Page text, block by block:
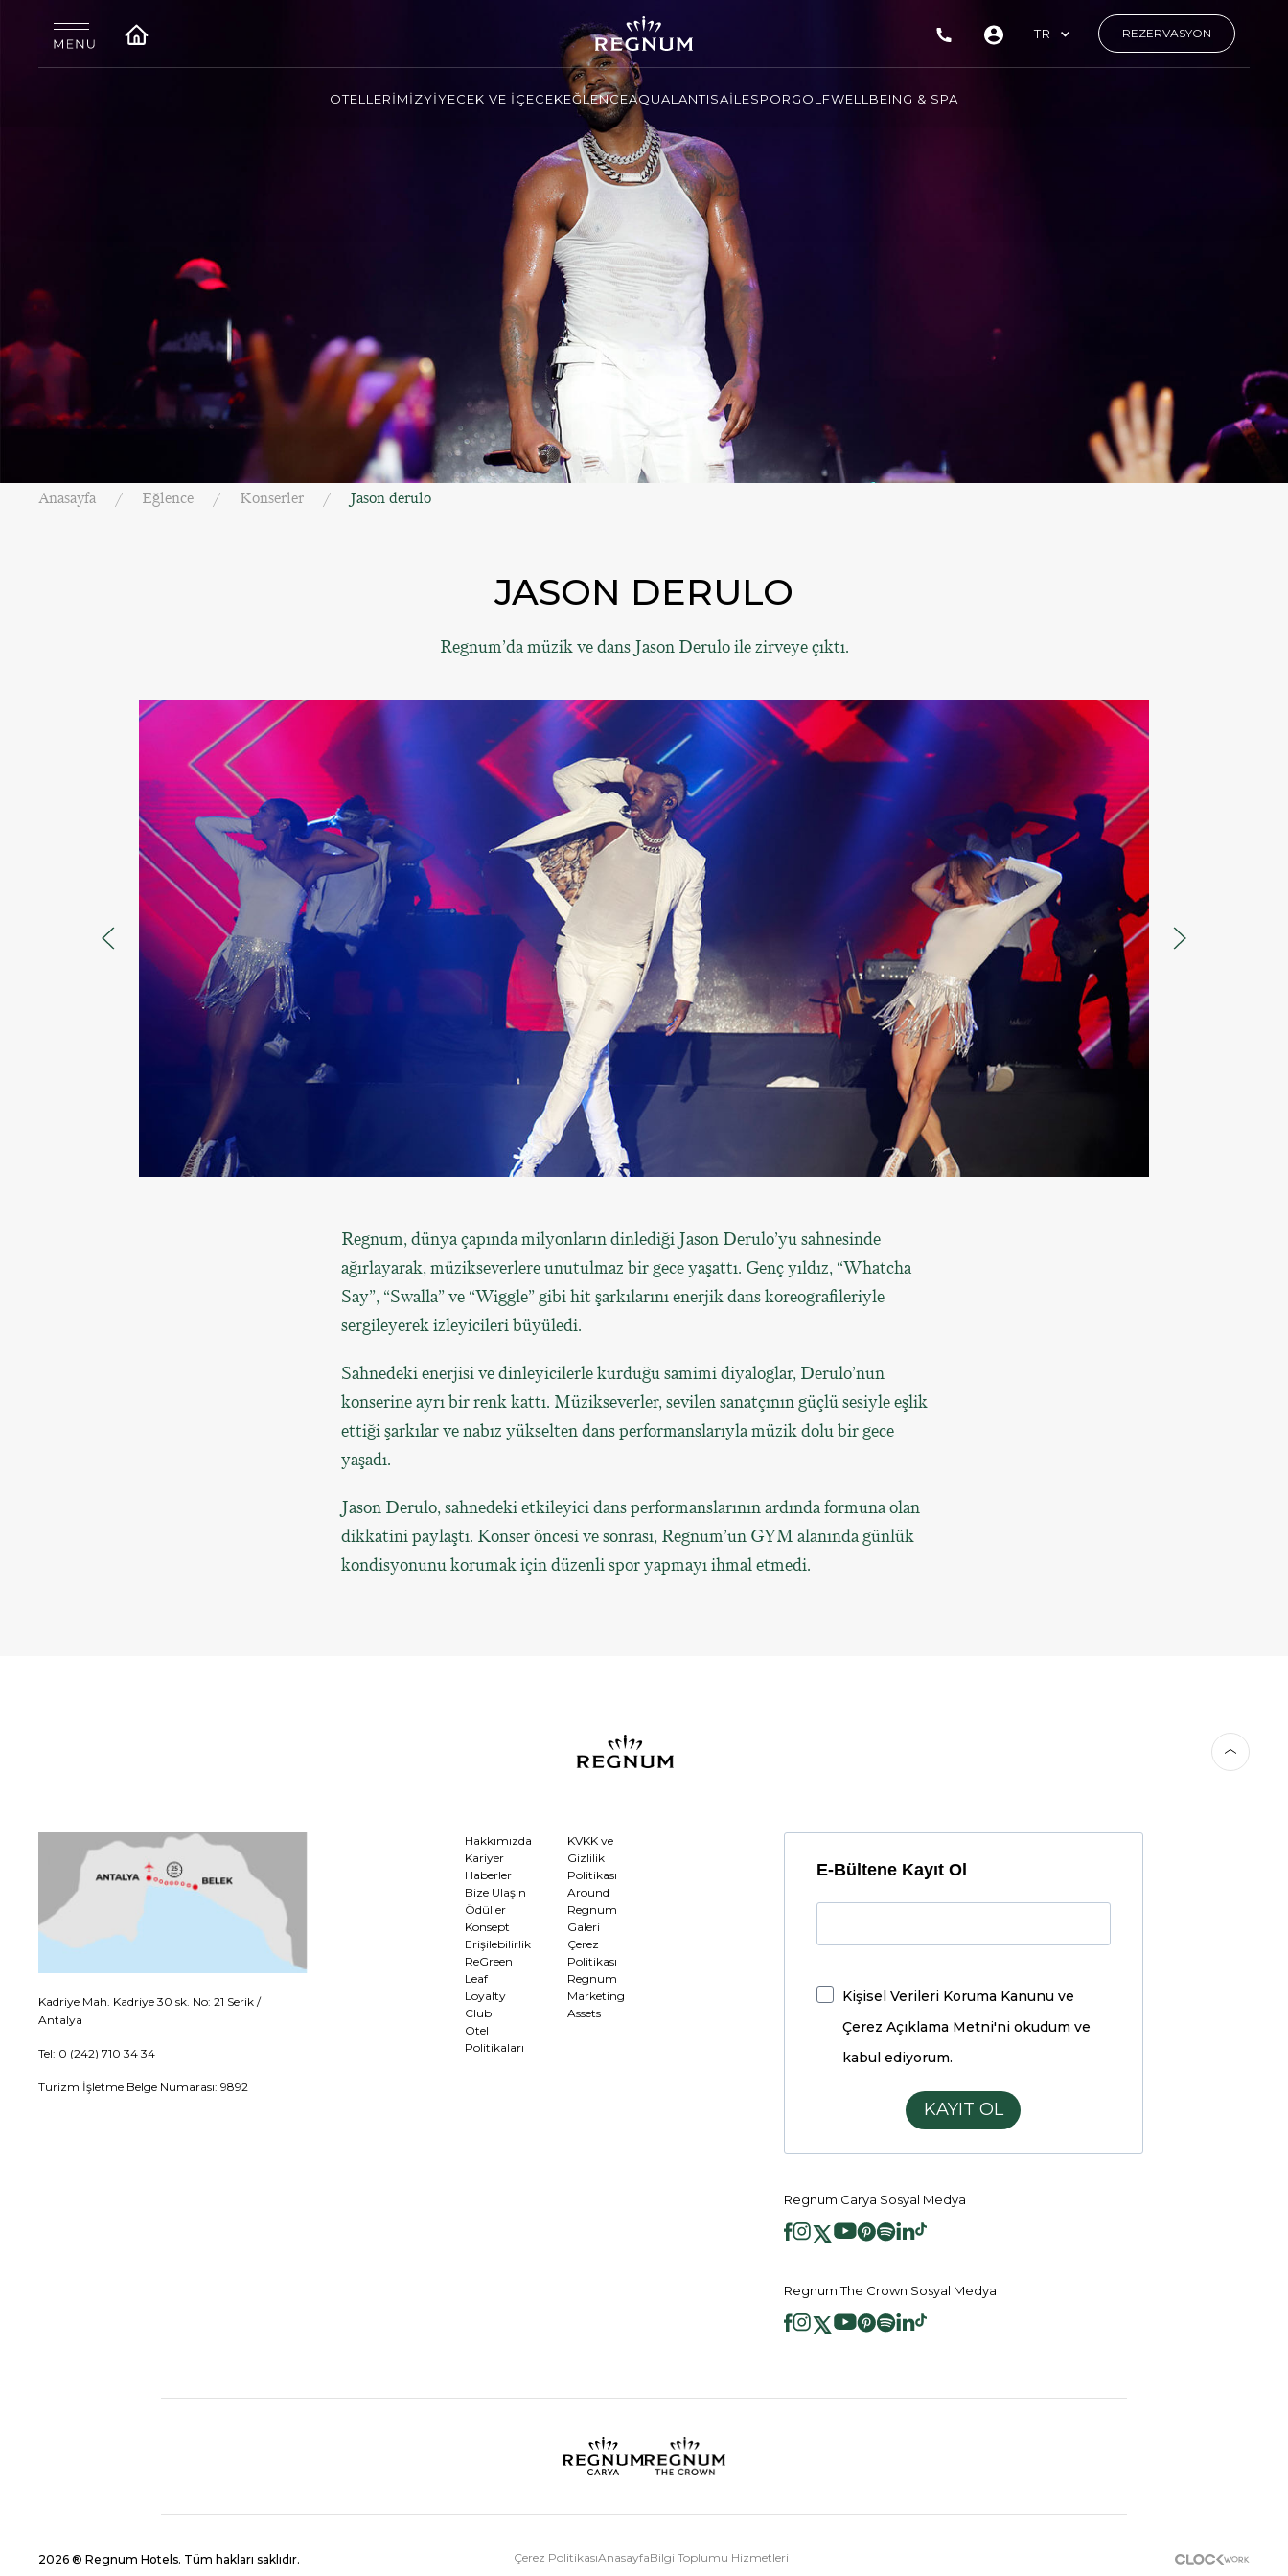
TR REZERVASYON
OTELLERİMİZYİYECEK VE İÇECEKEĞLENCEAQUALANTISAİLESPORGOLFWELLBEING & SPA
Anasayfa Eğlence Konserler Jason derulo
JASON DERULO
Regnum’da müzik ve dans Jason Derulo ile zirveye çıktı.
Regnum, dünya çapında milyonların dinlediği Jason Derulo’yu sahnesinde
ağırlayarak, müzikseverlere unutulmaz bir gece yaşattı. Genç yıldız, “Whatcha
Say”, “Swalla” ve “Wiggle” gibi hit şarkılarını enerjik dans koreografileriyle
sergileyerek izleyicileri büyüledi.
Sahnedeki enerjisi ve dinleyicilerle kurduğu samimi diyaloglar, Derulo’nun
konserine ayrı bir renk kattı. Müzikseverler, sevilen sanatçının güçlü sesiyle eşlik
ettiği şarkılar ve nabız yükselten dans performanslarıyla müzik dolu bir gece
yaşadı.
Jason Derulo, sahnedeki etkileyici dans performanslarının ardında formuna olan
dikkatini paylaştı. Konser öncesi ve sonrası, Regnum’un GYM alanında günlük
kondisyonunu korumak için düzenli spor yapmayı ihmal etmedi.
Kadriye Mah. Kadriye 30 sk. No: 21 Serik /
Antalya
Tel: 0 (242) 710 34 34
Turizm İşletme Belge Numarası: 9892
Hakkımızda
Kariyer
Haberler
Bize Ulaşın
Ödüller
Konsept
Erişilebilirlik
ReGreen
Leaf
Loyalty
Club
Otel
Politikaları
KVKK ve
Gizlilik
Politikası
Around
Regnum
Galeri
Çerez
Politikası
Regnum
Marketing
Assets
E-Bültene Kayıt Ol
Kişisel Verileri Koruma Kanunu ve
Çerez Açıklama Metni'ni okudum ve
kabul ediyorum.
KAYIT OL
Regnum Carya Sosyal Medya
Regnum The Crown Sosyal Medya
2026 ® Regnum Hotels. Tüm hakları saklıdır. Çerez PolitikasıAnasayfaBilgi Toplumu Hizmetleri